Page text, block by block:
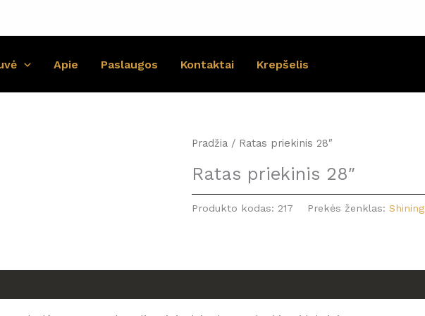
Apie Paslaugos Kontaktai Krepšelis
Pradžia / Ratas priekinis 28″
Ratas priekinis 28″
Produkto kodas: 217 Prekės ženklas: Shining